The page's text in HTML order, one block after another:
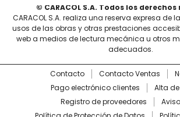
© CARACOL S.A. Todos los
CARACOL S.A. realiza una reserva expresa de
usos de las obras y otras prestaciones
web a medios de lectura mecánica u otros
adecuados.
Contacto Contacto Ventas
Pago electrónico clientes
Alta
Registro de proveedores